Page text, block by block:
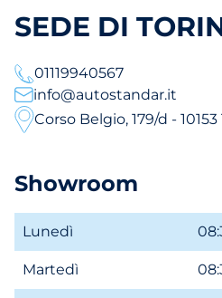
SEDE DI
01119940567
info@autostandar.it
Corso Belgio, 179/d -
Showroom
Lunedì
Martedì